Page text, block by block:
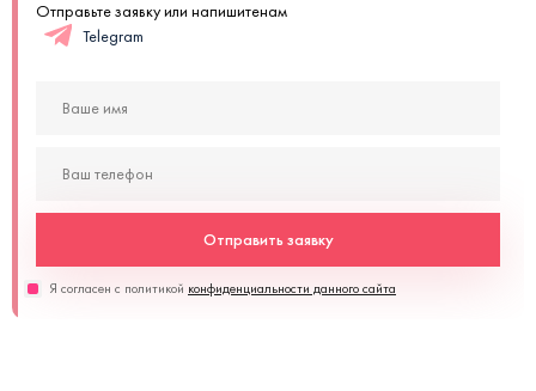
Отправьте заявку или напишитенам
Telegram
Отправить заявку
Я согласен с политикой конфиденциальности данного сайта